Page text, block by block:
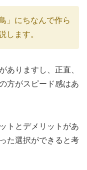
」にちなんで作ら
します。
ありますし、正直、
方がスピード感はあ
トとデメリットがあ
た選択ができると考